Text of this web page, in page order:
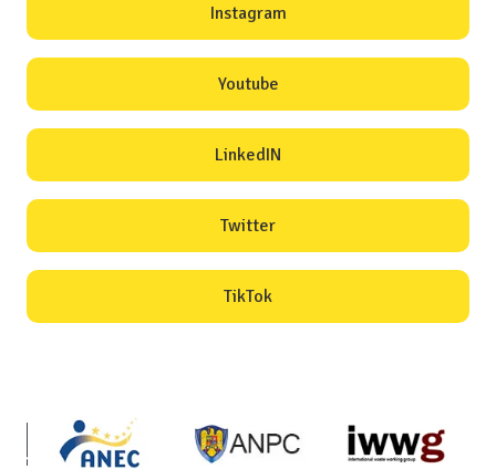
Instagram
Youtube
LinkedIN
Twitter
TikTok